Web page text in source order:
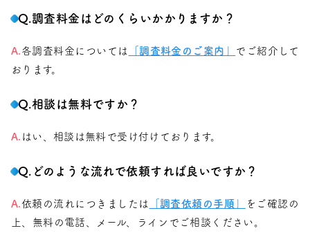
Q.調査料金はどのくらいかかりますか？
A. 各調査料金については 「調査料金のご案内」
でご紹介して
おります。
Q.相談は無料ですか？
A. はい、相談は無料で受け付けております。
Q.どのような流れで依頼すれば良いですか？
A. 依頼の流れにつきましたは 「調査依頼の手順」
をご確認の
上、無料の電話、メール、ラインでご相談ください。